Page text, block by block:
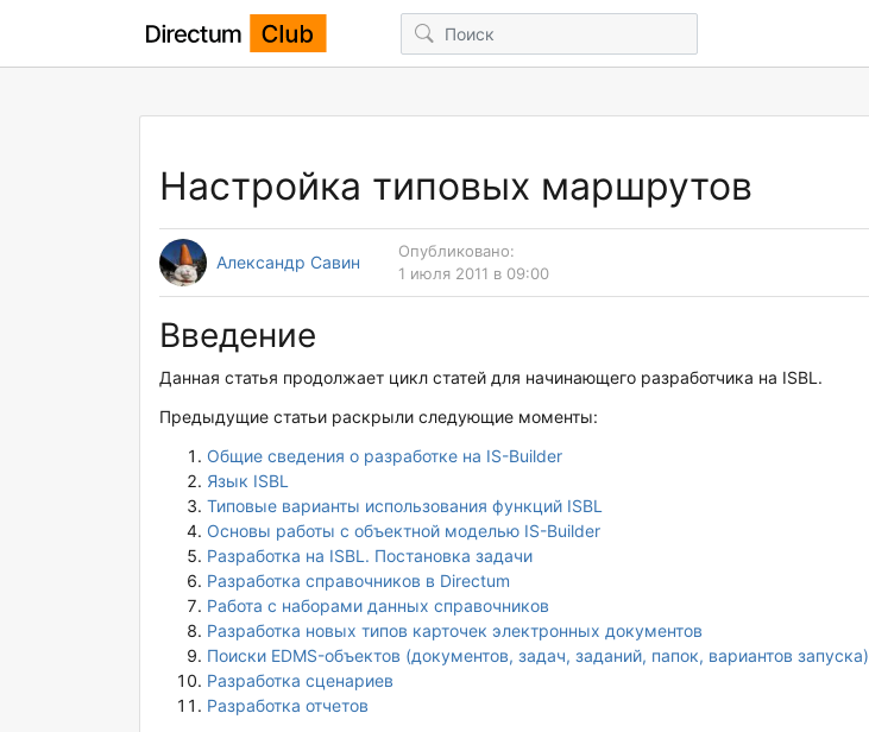
Настройка типовых маршрутов
Александр Савин
Опубликовано:
1 июля 2011 в 09:00
Введение
Данная статья продолжает цикл статей для начинающего разработчика на ISBL.
Предыдущие статьи раскрыли следующие моменты:
Общие сведения о разработке на IS-Builder
Язык ISBL
Типовые варианты использования функций ISBL
Основы работы с объектной моделью IS-Builder
Разработка на ISBL. Постановка задачи
Разработка справочников в Directum
Работа с наборами данных справочников
Разработка новых типов карточек электронных документов
Поиски EDMS-объектов (документов, задач, заданий, папок, вариантов запуска)
Разработка сценариев
Разработка отчетов